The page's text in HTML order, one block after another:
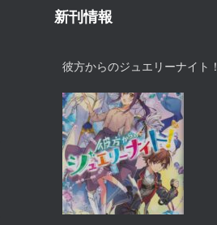
新刊情報
彼方からのジュエリーナイト！